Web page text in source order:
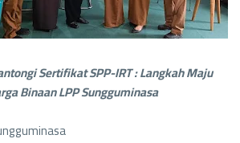
Sertifikat SPP-IRT : Langkah Maju
Binaan LPP Sungguminasa